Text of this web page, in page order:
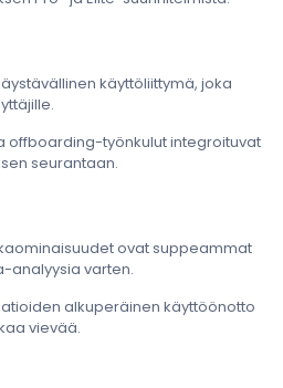
käyttöliittymä, joka
offboarding-työnkulut integroituvat
seurantaan.
ovat suppeammat
analyysia varten.
alkuperäinen käyttöönotto
vievää.